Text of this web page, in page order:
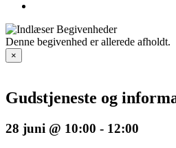
Denne begivenhed er allerede afholdt.
×
Gudstjeneste og
28 juni @ 10:00 - 12:00